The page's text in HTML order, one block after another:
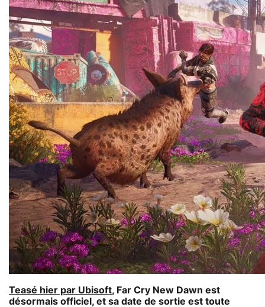
Teasé hier par Ubisoft, Far Cry New Dawn est
désormais officiel, et sa date de sortie est toute